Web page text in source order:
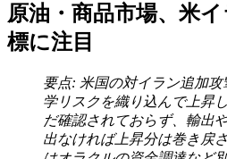
原油・商品市場、米
標に注目
要点: 米国の対イラン追加
学リスクを織り込んで上昇
だ確認されておらず、輸出
出なければ上昇分は巻き戻